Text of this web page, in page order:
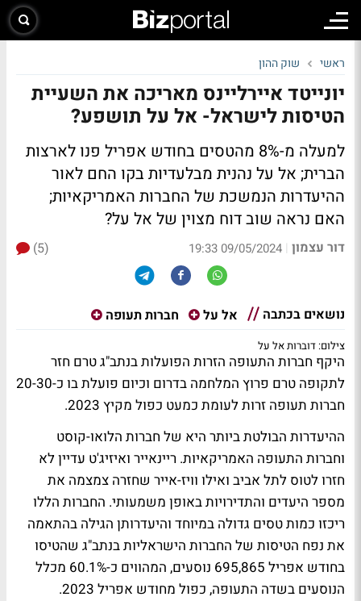
ראשי שוק ההון
יונייטד איירליינס מאריכה את השעיית
הטיסות לישראל- אל על תושפע?
למעלה מ-8% מהטסים בחודש אפריל פנו לארצות
הברית; אל על נהנית מבלעדיות בקו החם לאור
ההיעדרות הנמשכת של החברות האמריקאיות;
האם נראה שוב דוח מצוין של אל על?
דור עצמון |
09/05/2024 19:33
(5)
נושאים בכתבה אל על חברות תעופה
צילום: דוברות אל על
היקף חברות התעופה הזרות הפועלות בנתב"ג טרם חזר
לתקופה טרם פרוץ המלחמה בדרום וכיום פועלת בו כ-20-30
חברות תעופה זרות לעומת כמעט כפול מקיץ 2023.
ההיעדרות הבולטת ביותר היא של חברות הלואו-קוסט
וחברות התעופה האמריקאיות. ריינאייר ואיזיג'ט עדיין לא
חזרו לטוס לתל אביב ואילו וויז-אייר שחזרה צמצמה את
מספר היעדים והתדירויות באופן משמעותי. החברות הללו
ריכזו כמות טסים גדולה במיוחד והיעדרותן הגילה בהתאמה
את נפח הטיסות של החברות הישראליות בנתב"ג שהטיסו
בחודש אפריל 695,865 נוסעים, המהווים כ-60.1% מכלל
הנוסעים בשדה התעופה, כפול מחודש אפריל 2023.